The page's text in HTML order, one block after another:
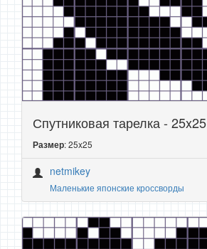
Спутниковая тарелка - 25x25
Размер: 25x25
netmikey
Маленькие японские кроссворды